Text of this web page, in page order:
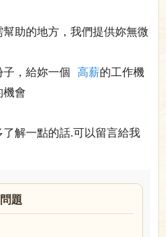
助的地方，我們提供妳無微
，給妳一個
高薪的工作機
機會
解一點的話.可以留言給我
題